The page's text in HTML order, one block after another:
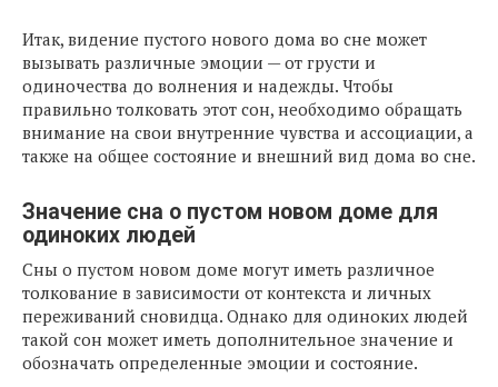
Итак, видение пустого нового дома во сне может
вызывать различные эмоции — от грусти и
одиночества до волнения и надежды. Чтобы
правильно толковать этот сон, необходимо обращать
внимание на свои внутренние чувства и ассоциации, а
также на общее состояние и внешний вид дома во сне.
Значение сна о пустом новом доме для
одиноких людей
Сны о пустом новом доме могут иметь различное
толкование в зависимости от контекста и личных
переживаний сновидца. Однако для одиноких людей
такой сон может иметь дополнительное значение и
обозначать определенные эмоции и состояние.